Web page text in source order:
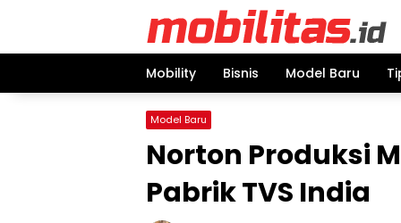
Mobility
Bisnis Model Baru
Model Baru
Norton Produksi
Pabrik TVS India